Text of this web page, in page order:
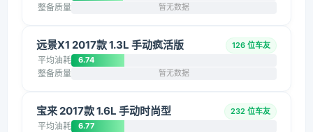
整备质量 暂无数据
远景X1 2017款 1.3L 手动疯活版 126 位车友
平均油耗 6.74
整备质量 暂无数据
宝来 2017款 1.6L 手动时尚型 232 位车友
平均油耗 6.77